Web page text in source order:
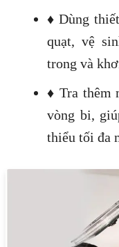
♦ Dùng
quạt, vệ
trong và
♦ Tra thêm
vòng bi,
thiểu tối đa